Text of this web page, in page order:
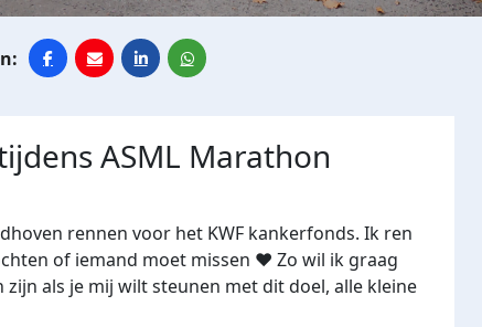
ASML Marathon
rennen voor het KWF kankerfonds. Ik ren
of iemand moet missen ❤️ Zo wil ik graag
als je mij wilt steunen met dit doel, alle kleine